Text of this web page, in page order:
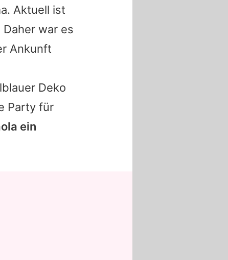
Aktuell ist
Daher war es
Ankunft
Deko
Party für
ein